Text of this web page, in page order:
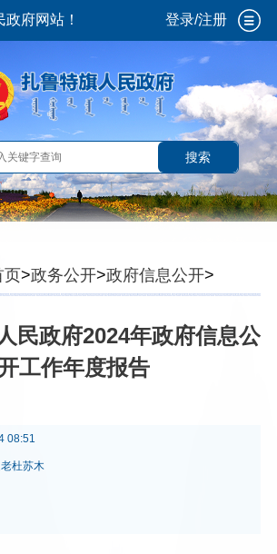
府网站！ 登录/注册
搜索
页>政务公开>政府信息公开>
>2024>苏木镇场、社区服务中
民政府2024年政府信息公
工作年度报告
08:51
杜苏木